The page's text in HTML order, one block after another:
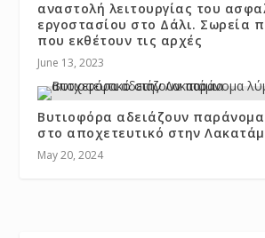
αναστολή λειτουργίας του
εργοστασίου στο Δάλι. Σωρεία
που εκθέτουν τις αρχές
June 13, 2023
Βυτιοφόρα αδειάζουν
στο αποχετευτικό στην
May 20, 2024